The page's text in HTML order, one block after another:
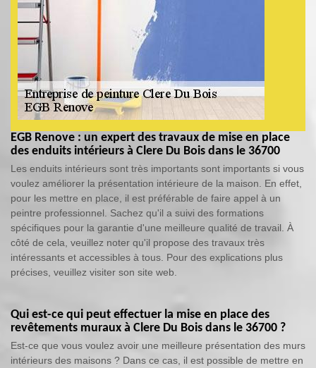
EGB Renove : un expert des travaux de mise en place
des enduits intérieurs à Clere Du Bois dans le 36700
Les enduits intérieurs sont très importants sont importants si vous
voulez améliorer la présentation intérieure de la maison. En effet,
pour les mettre en place, il est préférable de faire appel à un
peintre professionnel. Sachez qu'il a suivi des formations
spécifiques pour la garantie d'une meilleure qualité de travail. À
côté de cela, veuillez noter qu'il propose des travaux très
intéressants et accessibles à tous. Pour des explications plus
précises, veuillez visiter son site web.
Qui est-ce qui peut effectuer la mise en place des
revêtements muraux à Clere Du Bois dans le 36700 ?
Est-ce que vous voulez avoir une meilleure présentation des murs
intérieurs des maisons ? Dans ce cas, il est possible de mettre en